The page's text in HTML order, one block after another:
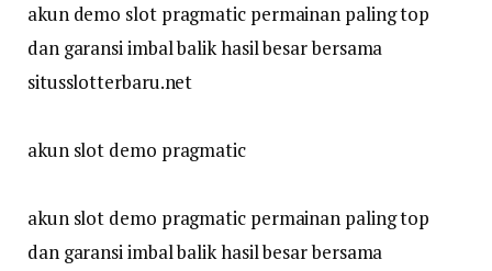
akun demo slot pragmatic permainan paling top
dan garansi imbal balik hasil besar bersama
situsslotterbaru.net
akun slot demo pragmatic
akun slot demo pragmatic permainan paling top
dan garansi imbal balik hasil besar bersama